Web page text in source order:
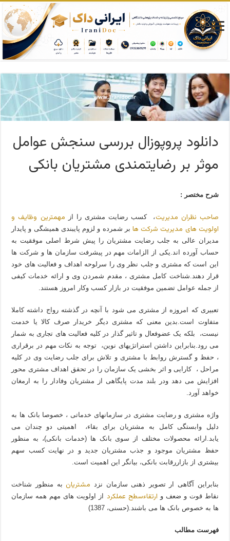
دانلود پروپوزال بررسی سنجش عوامل
موثر بر رضایتمندی مشتریان بانکی
شرح مختصر :
صاحب نظران مدیریت ، کسب رضایت مشتری را از مهمترین وظایف و
اولویت های مدیریت شرکت ها بر شمرده و لزوم پایبندی همیشگی و پایدار
مدیران عالی به جلب رضایت مشتریان را پیش شرط اصلی موفقیت به
حساب آورده اند.یکی از الزامات مهم در پیشرفت سازمان ها و شرکت ها
این است که مشتری و جلب نظر وی را سرلوحه اهداف و فعالیت های خود
قرار دهند.شناخت کامل مشتری ، مقدم شمردن وی و ارائه خدمات کیفی
از جمله عوامل تضمین موفقیت در بازار کسب وکار امروز هستند.
تعبیری که امروزه از مشتری می شود با آنچه در گذشته رواج داشته کاملا
متفاوت است.بدین معنی که مشتری دیگر خریدار صرف کالا یا خدمت
نیست، بلکه یک عضوفعال و تاثیر گذار در کلیه فعالیت های تجاری به شمار
می رود.بنابراین داشتن استراتژیهای نوین، توجه به نکات مهم در برقراری
، حفظ و گسترش روابط با مشتری و تلاش برای جلب رضایت وی در کلیه
مراحل ، کارایی و اثر بخشی یک سازمان را در تحقق اهداف مشتری محور
افزایش می دهد ودر بلند مدت پایگاهی از مشتریان وفادار را به ارمغان
خواهد آورد.
واژه مشتری و رضایت مشتری در سازمانهای خدماتی ، خصوصا بانک ها به
دلیل وابستگی کامل به مشتریان برای بقاء، اهمیتی دو چندان می
یابد.ارائه محصولات مختلف از سوی بانک ها (خدمات بانکی)، به منظور
حفظ مشتریان موجود و جذب مشتریان جدید و در نهایت کسب سهم
بیشتری از بازاررقابت بانکی، بیانگر این اهمیت است.
بنابراین آگاهی ار تصویر ذهنی سازمان نزد مشتریان به منظور شناخت
نقاط قوت و ضعف و ارتقاءسطح عملکرد
از اولویت های مهم همه سازمان
ها به خصوص بانک ها می باشند.(حسنی، 1387)
فهرست مطالب